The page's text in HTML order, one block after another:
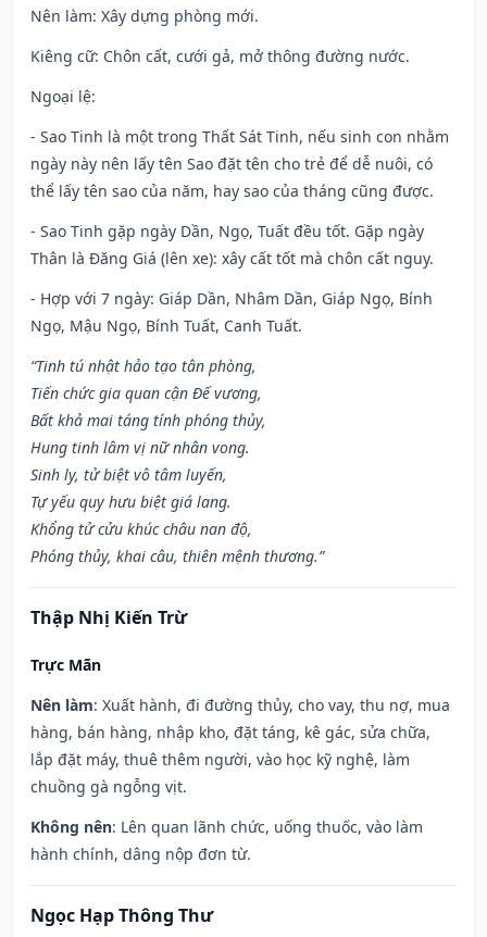
Nên làm: Xây dựng phòng mới.
Kiêng cữ: Chôn cất, cưới gả, mở thông đường nước.
Ngoại lệ:
- Sao Tinh là một trong Thất Sát Tinh, nếu sinh con nhằm
ngày này nên lấy tên Sao đặt tên cho trẻ để dễ nuôi, có
thể lấy tên sao của năm, hay sao của tháng cũng được.
- Sao Tinh gặp ngày Dần, Ngọ, Tuất đều tốt. Gặp ngày
Thân là Đăng Giá (lên xe): xây cất tốt mà chôn cất nguy.
- Hợp với 7 ngày: Giáp Dần, Nhâm Dần, Giáp Ngọ, Bính
Ngọ, Mậu Ngọ, Bính Tuất, Canh Tuất.
“Tinh tú nhật hảo tạo tân phòng,
Tiến chức gia quan cận Đế vương,
Bất khả mai táng tính phóng thủy,
Hung tinh lâm vị nữ nhân vong.
Sinh ly, tử biệt vô tâm luyến,
Tự yếu quy hưu biệt giá lang.
Khổng tử cửu khúc châu nan độ,
Phóng thủy, khai câu, thiên mệnh thương.”
Thập Nhị Kiến Trừ
Trực Mãn
Nên làm: Xuất hành, đi đường thủy, cho vay, thu nợ, mua
hàng, bán hàng, nhập kho, đặt táng, kê gác, sửa chữa,
lắp đặt máy, thuê thêm người, vào học kỹ nghệ, làm
chuồng gà ngỗng vịt.
Không nên: Lên quan lãnh chức, uống thuốc, vào làm
hành chính, dâng nộp đơn từ.
Ngọc Hạp Thông Thư